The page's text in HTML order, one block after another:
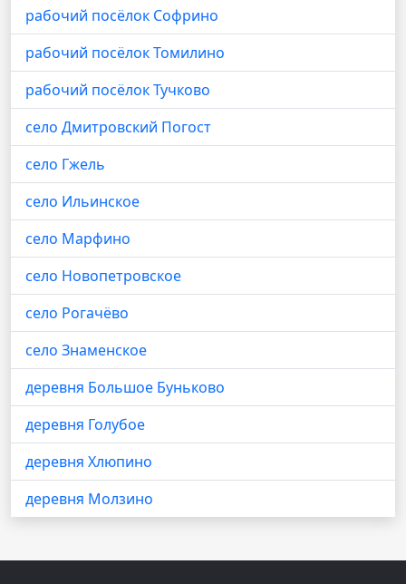
рабочий посёлок Софрино
рабочий посёлок Томилино
рабочий посёлок Тучково
село Дмитровский Погост
село Гжель
село Ильинское
село Марфино
село Новопетровское
село Рогачёво
село Знаменское
деревня Большое Буньково
деревня Голубое
деревня Хлюпино
деревня Молзино